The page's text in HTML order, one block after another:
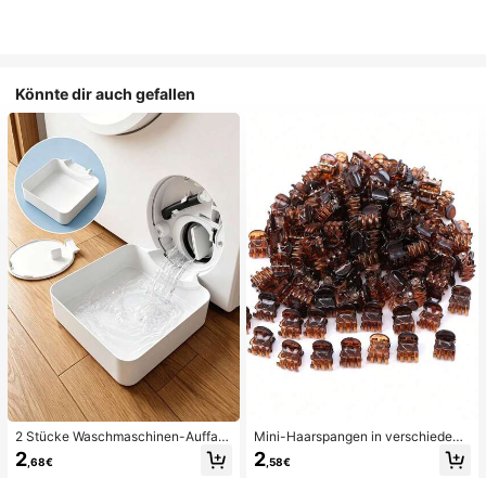
Könnte dir auch gefallen
2 Stücke Waschmaschinen-Auffan
gwanne Tropfschale, wasserdichte
Bodenschutzmatte für Waschraum,
2 ,68€
Mini-Haarspangen in verschiedene
n Farben, geeignet für Frauenfrisure
n und dekorative Haaraccessoires,
2 ,58€